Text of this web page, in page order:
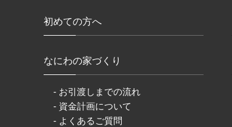
初めての方へ
なにわの家づくり
- お引渡しまでの流れ
- 資金計画について
- よくあるご質問